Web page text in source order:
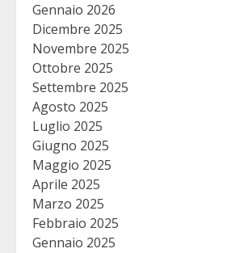
Gennaio 2026
Dicembre 2025
Novembre 2025
Ottobre 2025
Settembre 2025
Agosto 2025
Luglio 2025
Giugno 2025
Maggio 2025
Aprile 2025
Marzo 2025
Febbraio 2025
Gennaio 2025